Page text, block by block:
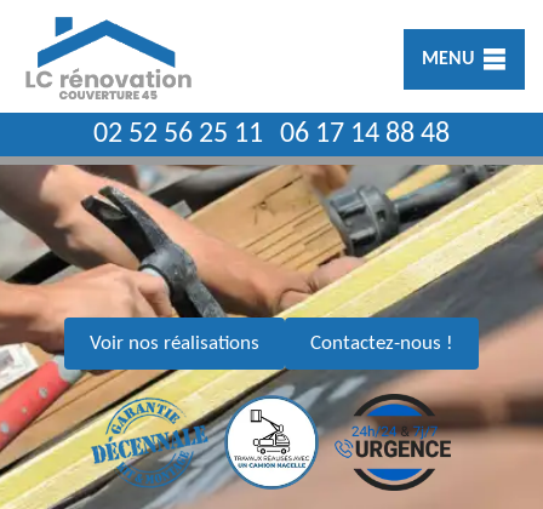
MENU
02 52 56 25 11 06 17 14 88 48
Voir nos réalisations Contactez-nous !